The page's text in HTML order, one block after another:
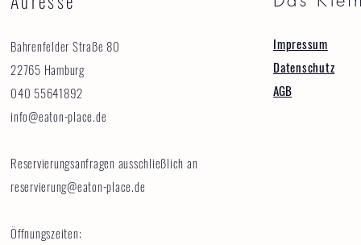
Bahrenfelder Straße 80
22765 Hamburg
040 55641892
info@eaton-place.de
Reservierungsanfragen ausschließlich an
reservierung@eaton-place.de
Öffnungszeiten:
Impressum
Datenschutz
AGB